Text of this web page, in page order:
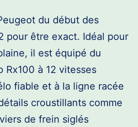
du début des
pour être exact. Idéal pour
il est équipé du
Rx100 à 12 vitesses
fiable et à la ligne racée
croustillants comme
de frein siglés